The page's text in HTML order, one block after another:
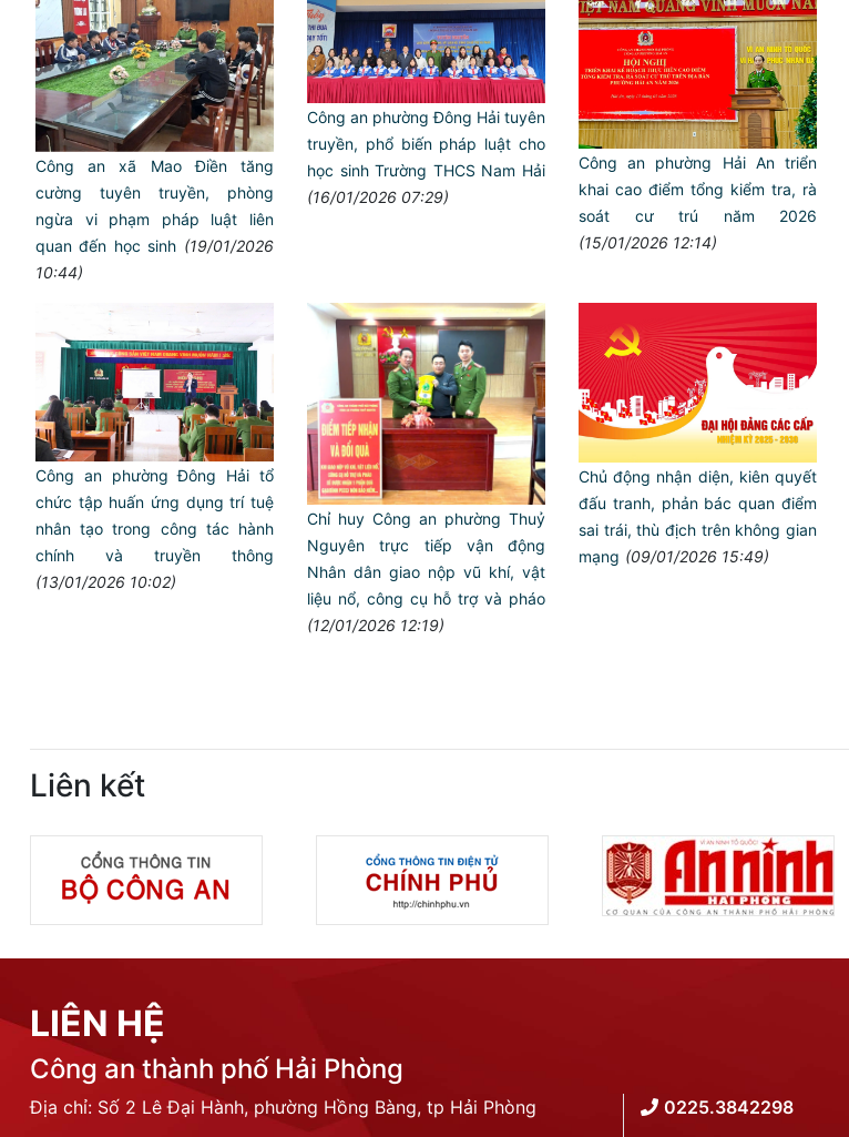
Công an xã Mao Điền tăng
cường tuyên truyền, phòng
ngừa vi phạm pháp luật liên
quan đến học sinh (19/01/2026
10:44)
Công an phường Đông Hải tuyên
truyền, phổ biến pháp luật cho
học sinh Trường THCS Nam Hải
(16/01/2026 07:29)
Công an phường Hải An triển
khai cao điểm tổng kiểm tra, rà
soát cư trú năm 2026
(15/01/2026 12:14)
Công an phường Đông Hải tổ
chức tập huấn ứng dụng trí tuệ
nhân tạo trong công tác hành
chính và truyền thông
(13/01/2026 10:02)
Chỉ huy Công an phường Thuỷ
Nguyên trực tiếp vận động
Nhân dân giao nộp vũ khí, vật
liệu nổ, công cụ hỗ trợ và pháo
(12/01/2026 12:19)
Chủ động nhận diện, kiên quyết
đấu tranh, phản bác quan điểm
sai trái, thù địch trên không gian
mạng (09/01/2026 15:49)
Liên kết
LIÊN HỆ
Công an thành phố Hải Phòng
Địa chỉ: Số 2 Lê Đại Hành, phường Hồng Bàng, tp Hải Phòng 0225.3842298